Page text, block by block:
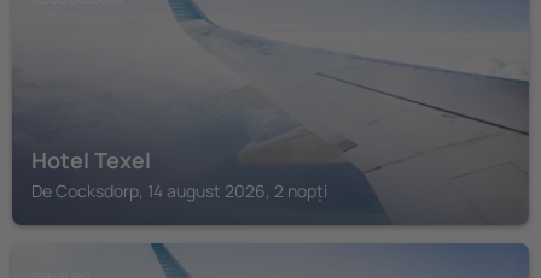
Hotel Texel
De Cocksdorp, 14 august 2026, 2 nopți